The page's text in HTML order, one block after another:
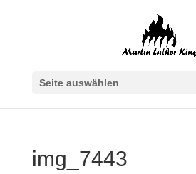
Seite auswählen
img_7443